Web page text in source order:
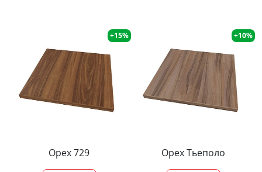
+15%
Орех 729
+10%
Орех Тьеполо